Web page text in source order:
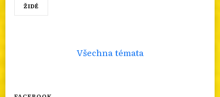
ŽIDÉ
Všechna témata